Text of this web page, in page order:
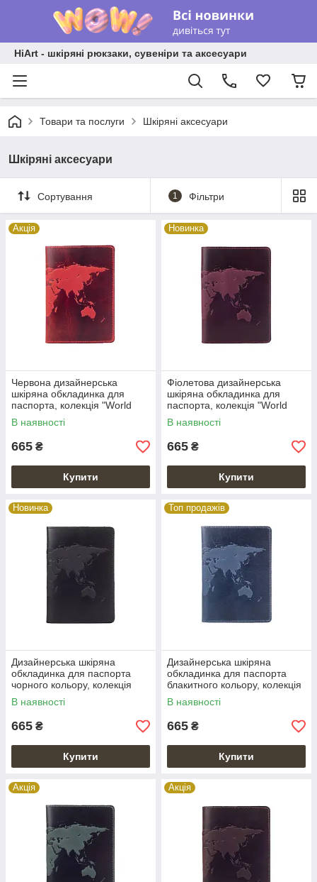
HiArt - шкіряні рюкзаки, сувеніри та аксесуари
Товари та послуги Шкіряні аксесуари
Шкіряні аксесуари
Сортування 1 Фільтри
Акція
Червона дизайнерська
шкіряна обкладинка для
паспорта, колекція "World
Map"
В наявності
665 ₴
Купити
Новинка
Фіолетова дизайнерська
шкіряна обкладинка для
паспорта, колекція "World
Map"
В наявності
665 ₴
Купити
Новинка
Дизайнерська шкіряна
обкладинка для паспорта
чорного кольору, колекція
"World Map"
В наявності
665 ₴
Купити
Топ продажів
Дизайнерська шкіряна
обкладинка для паспорта
блакитного кольору, колекція
"World Map"
В наявності
665 ₴
Купити
Акція Акція